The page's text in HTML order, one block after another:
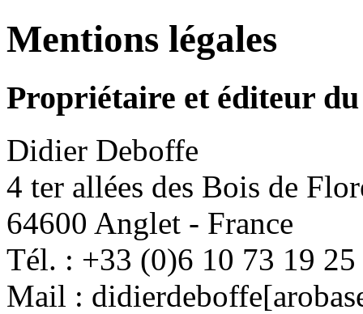
Mentions légales
Propriétaire et éditeur
Didier Deboffe
4 ter allées des Bois de
64600 Anglet - France
Tél. : +33 (0)6 10 73 19 25
Mail :